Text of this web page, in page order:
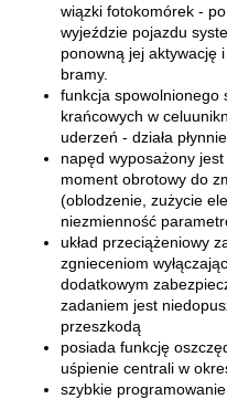
wiązki fotokomórek -
wyjeździe pojazdu
ponowną jej aktywację
bramy.
funkcja spowolnionego
krańcowych w
uderzeń - działa
napęd wyposażony
moment obrotowy do
(oblodzenie, zużycie
niezmienność
układ przeciążeniowy
zgnieceniom
dodatkowym
zadaniem jest
przeszkodą
posiada funkcję
uśpienie centrali w
szybkie